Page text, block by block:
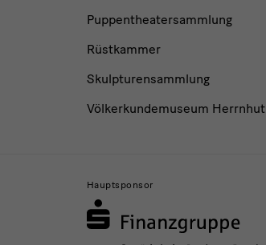
Puppentheatersammlung
Rüstkammer
Skulpturensammlung
Völkerkundemuseum Herrnhut
Hauptsponsor